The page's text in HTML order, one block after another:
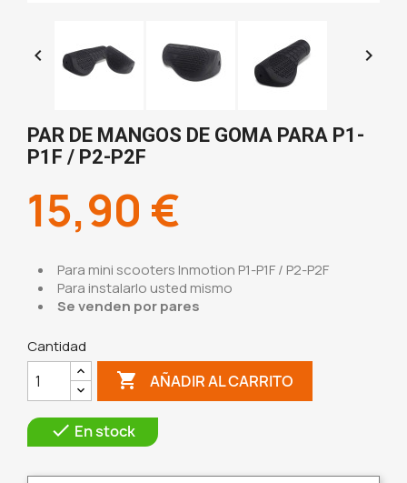
 
PAR DE MANGOS DE GOMA PARA P1-
P1F / P2-P2F
15,90 €
Para mini scooters Inmotion P1-P1F / P2-P2F
Para instalarlo usted mismo
Se venden por pares
Cantidad
 AÑADIR AL CARRITO
 En stock